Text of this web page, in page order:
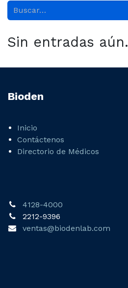
Sin entradas aún.
Bioden
Inicio
Contáctenos
Directorio de Médicos
4128-4000
2212-9396
ventas@biodenlab.com